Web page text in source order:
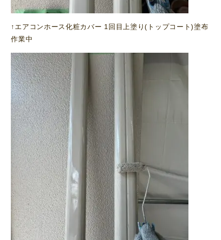
↑エアコンホース化粧カバー 1回目上塗り(トップコート)塗布
作業中